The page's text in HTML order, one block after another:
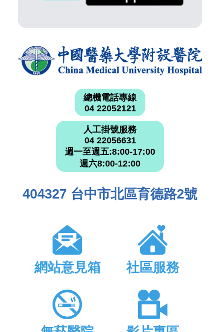
總機電話專線
04 22052121
人工掛號服務
04 22056631
週一至週五:8:00-17:00
週六8:00-12:00
404327 台中市北區育德路2號
網站意見箱 社區服務